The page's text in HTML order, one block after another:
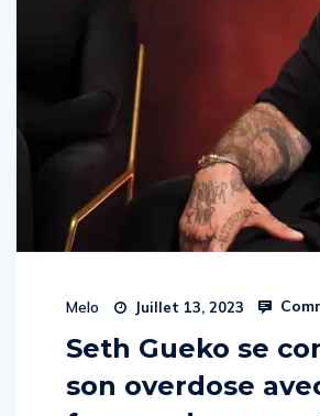
Melo Juillet 13, 2023
Seth Gueko se
son overdose